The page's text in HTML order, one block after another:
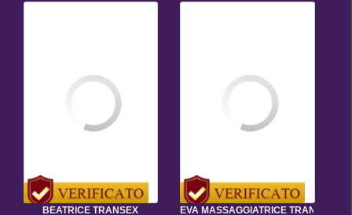
BEATRICE TRANSEX
EVA MASSAGGIATRICE TRANS